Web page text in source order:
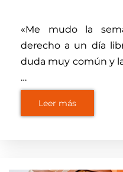
«Me mudo la
derecho a un día
duda muy común y
…
Leer más